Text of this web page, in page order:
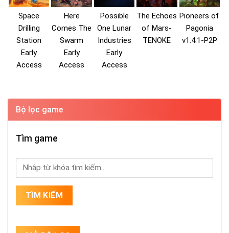
Space
Drilling
Station
Early
Access
Here
Comes The
Swarm
Early
Access
Possible
One Lunar
Industries
Early
Access
The Echoes
of Mars-
TENOKE
Pioneers of
Pagonia
v1.4.1-P2P
Bộ lọc game
Tìm game